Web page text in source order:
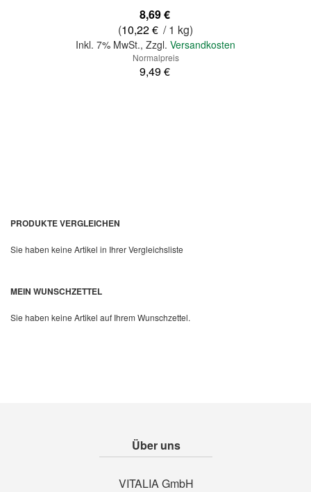
8,69 €
(10,22 € / 1 kg)
Inkl. 7% MwSt., Zzgl. Versandkosten
Normalpreis
9,49 €
PRODUKTE VERGLEICHEN
Sie haben keine Artikel in Ihrer Vergleichsliste
MEIN WUNSCHZETTEL
Sie haben keine Artikel auf Ihrem Wunschzettel.
Über uns
VITALIA GmbH